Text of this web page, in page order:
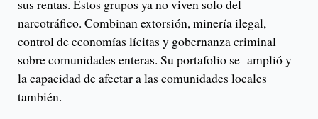
sus rentas. Estos grupos ya no viven solo del
narcotráfico. Combinan extorsión, minería ilegal,
control de economías lícitas y gobernanza criminal
sobre comunidades enteras. Su portafolio se amplió y
la capacidad de afectar a las comunidades locales
también.